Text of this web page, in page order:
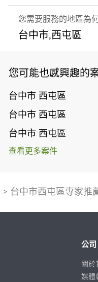
您需要服務的地區為
台中市,西屯區
您可能也感興趣的
台中市 西屯區
台中市 西屯區
台中市 西屯區
查看更多案件
> 台中市西屯區專家推
公司
關於
媒體